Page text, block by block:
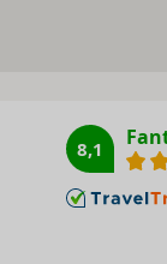
8,1